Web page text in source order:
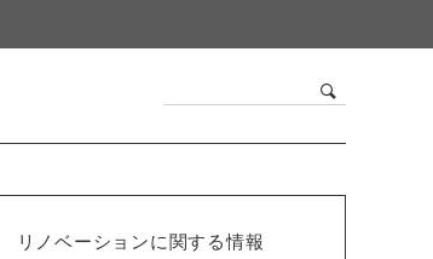
リノベーションに関する情報